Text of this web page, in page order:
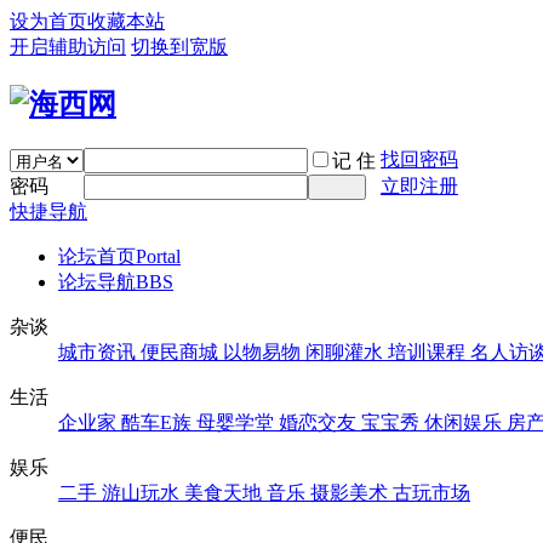
设为首页收藏本站
开启辅助访问 切换到宽版
记 住 找回密码
密码
立即注册
快捷导航
论坛首页Portal
论坛导航BBS
杂谈
城市资讯 便民商城 以物易物 闲聊灌水 培训课程 名人访
生活
企业家 酷车E族 母婴学堂 婚恋交友 宝宝秀 休闲娱乐 房
娱乐
二手 游山玩水 美食天地 音乐 摄影美术 古玩市场
便民